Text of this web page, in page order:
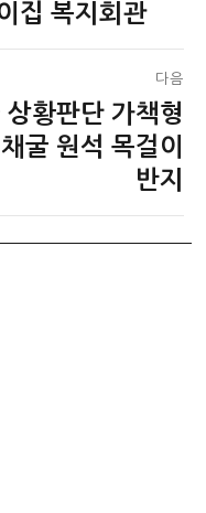
집 복지회관
다음
황판단 가책형
굴 원석 목걸이
반지